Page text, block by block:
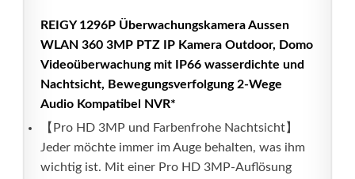
REIGY 1296P Überwachungskamera Aussen
WLAN 360 3MP PTZ IP Kamera Outdoor, Domo
Videoüberwachung mit IP66 wasserdichte und
Nachtsicht, Bewegungsverfolgung 2-Wege
Audio Kompatibel NVR*
【Pro HD 3MP und Farbenfrohe Nachtsicht】
Jeder möchte immer im Auge behalten, was ihm
wichtig ist. Mit einer Pro HD 3MP-Auflösung